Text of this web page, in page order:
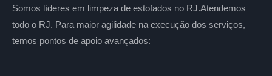
Somos líderes em limpeza de estofados no RJ.Atendemos
todo o RJ. Para maior agilidade na execução dos serviços,
temos pontos de apoio avançados: